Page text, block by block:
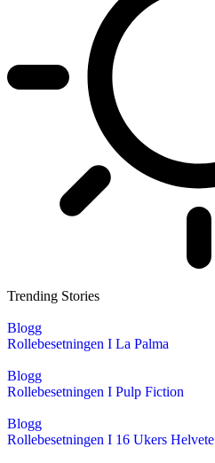
Trending Stories
Blogg
Rollebesetningen I La Palma
Blogg
Rollebesetningen I Pulp Fiction
Blogg
Rollebesetningen I 16 Ukers Helvete